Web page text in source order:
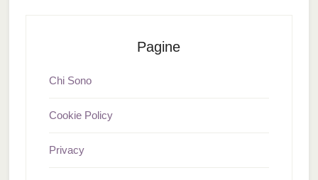
Pagine
Chi Sono
Cookie Policy
Privacy